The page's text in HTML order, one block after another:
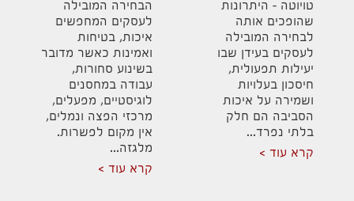
טויוטה – היתרונות
שהופכים אותה
לבחירה המובילה
לעסקים בעידן שבו
יעילות תפעולית,
חיסכון בעלויות
ושמירה על איכות
הסביבה הם חלק
בלתי נפרד...
קרא עוד
הבחירה המובילה
לעסקים המחפשים
איכות, בטיחות
ואמינות כאשר מדובר
בשינוע סחורות,
עבודה במחסנים
לוגיסטיים, מפעלים,
מרכזי הפצה ונמלים,
אין מקום לפשרות.
מלגזה...
קרא עוד